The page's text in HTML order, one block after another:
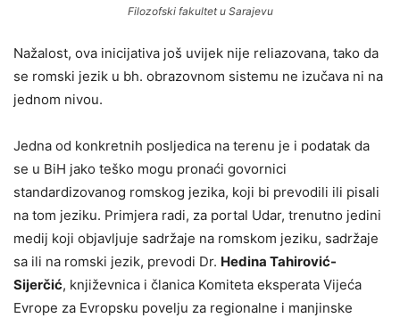
Filozofski fakultet u Sarajevu
Nažalost, ova inicijativa još uvijek nije reliazovana, tako da
se romski jezik u bh. obrazovnom sistemu ne izučava ni na
jednom nivou.
Jedna od konkretnih posljedica na terenu je i podatak da
se u BiH jako teško mogu pronaći govornici
standardizovanog romskog jezika, koji bi prevodili ili pisali
na tom jeziku. Primjera radi, za portal Udar, trenutno jedini
medij koji objavljuje sadržaje na romskom jeziku, sadržaje
sa ili na romski jezik, prevodi Dr. Hedina Tahirović-
Sijerčić, književnica i članica Komiteta eksperata Vijeća
Evrope za Evropsku povelju za regionalne i manjinske